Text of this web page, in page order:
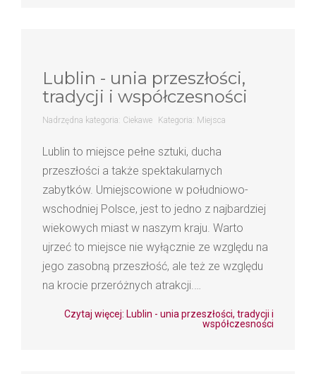
Lublin - unia przeszłości,
tradycji i współczesności
Nadrzędna kategoria: Ciekawe Kategoria: Miejsca
Lublin to miejsce pełne sztuki, ducha
przeszłości a także spektakularnych
zabytków. Umiejscowione w południowo-
wschodniej Polsce, jest to jedno z najbardziej
wiekowych miast w naszym kraju. Warto
ujrzeć to miejsce nie wyłącznie ze względu na
jego zasobną przeszłość, ale też ze względu
na krocie przeróżnych atrakcji.…
Czytaj więcej: Lublin - unia przeszłości, tradycji i
współczesności